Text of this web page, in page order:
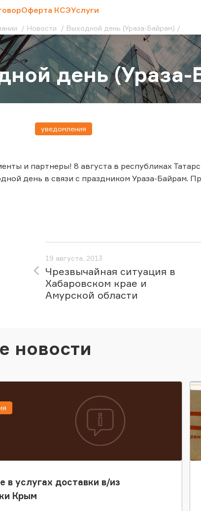
Оферта КСЭУслуги
Новости Выходной день (Ураза-Байрам)
день (Ураза-
уведомления
и партнеры! 8 августа в республиках
день в связи с праздником Ураза-
19 августа, 2013
Чрезвычайная ситуация в
Хабаровском крае и
Амурской области
новости
в услугах доставки в/из
Крым